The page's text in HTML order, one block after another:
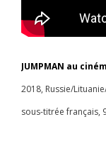
JUMPMAN au
2018, Russie/
sous-titrée français,